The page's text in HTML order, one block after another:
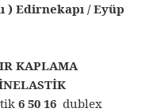
) Edirnekapı / Eyüp
KAPLAMA
6 50 16dublex